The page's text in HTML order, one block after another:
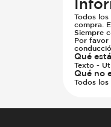
Todos
compra.
Siempre
Por favor
Qué
Texto -
Qué no
Todos